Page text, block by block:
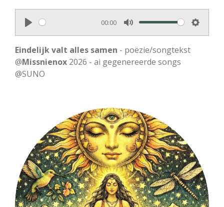
P
l
a
y
00:00
M
u
t
S
Eindelijk valt alles samen - poëzie/songtekst
@Missnienox 2026 - ai gegenereerde songs
@SUNO